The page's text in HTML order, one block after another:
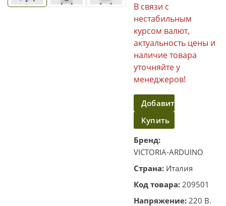
В связи с
нестабильным
курсом валют,
актуальность цены и
наличие товара
уточняйте у
менеджеров!
Добавить
в
корзину
Купить
в
один
клик
Бренд:
VICTORIA-ARDUINO
Страна: Италия
Код товара: 209501
Напряжение: 220 В.